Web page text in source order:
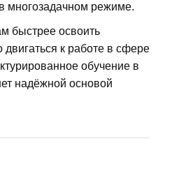
многозадачном режиме.
быстрее освоить
к работе в сфере
обучение в
надёжной основой